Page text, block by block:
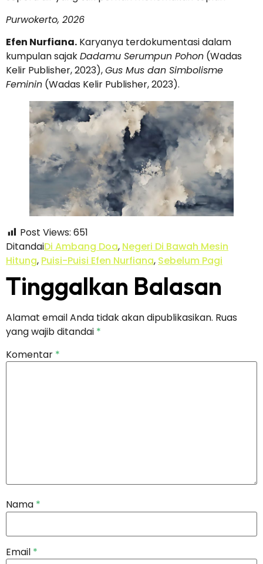
Purwokerto, 2026
Efen Nurfiana. Karyanya terdokumentasi dalam
kumpulan sajakDadamu Serumpun Pohon (Wadas
Kelir Publisher, 2023),Gus Mus dan Simbolisme
Feminin (Wadas Kelir Publisher, 2023).
Post Views: 651
DitandaiDi Ambang Doa, Negeri Di Bawah Mesin
Hitung, Puisi-Puisi Efen Nurfiana, Sebelum Pagi
Tinggalkan Balasan
Alamat email Anda tidak akan dipublikasikan. Ruas
yang wajib ditandai *
Komentar *
Nama *
Email *